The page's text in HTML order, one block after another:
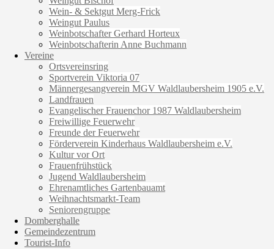
Wein- & Sektgut Merg-Frick
Weingut Paulus
Weinbotschafter Gerhard Horteux
Weinbotschafterin Anne Buchmann
Vereine
Ortsvereinsring
Sportverein Viktoria 07
Männergesangverein MGV Waldlaubersheim 1905 e.V.
Landfrauen
Evangelischer Frauenchor 1987 Waldlaubersheim
Freiwillige Feuerwehr
Freunde der Feuerwehr
Förderverein Kinderhaus Waldlaubersheim e.V.
Kultur vor Ort
Frauenfrühstück
Jugend Waldlaubersheim
Ehrenamtliches Gartenbauamt
Weihnachtsmarkt-Team
Seniorengruppe
Domberghalle
Gemeindezentrum
Tourist-Info